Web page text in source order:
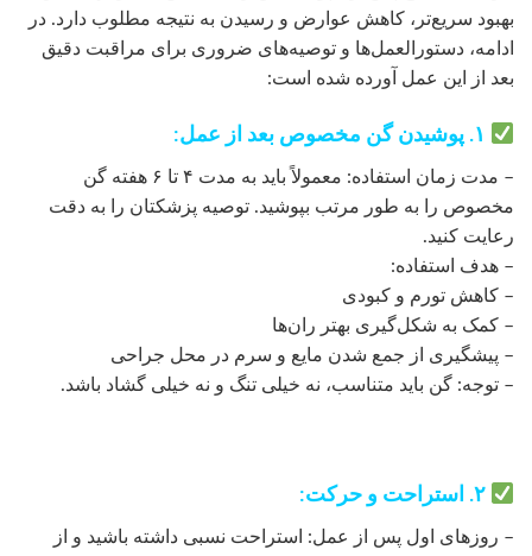
بهبود سریع‌تر، کاهش عوارض و رسیدن به نتیجه مطلوب دارد. در
ادامه، دستورالعمل‌ها و توصیه‌های ضروری برای مراقبت دقیق
بعد از این عمل آورده شده است:
– مدت زمان استفاده: معمولاً باید به مدت ۴ تا ۶ هفته گن
مخصوص را به طور مرتب بپوشید. توصیه پزشکتان را به دقت
رعایت کنید.
– هدف استفاده:
– کاهش تورم و کبودی
– کمک به شکل‌گیری بهتر ران‌ها
– پیشگیری از جمع شدن مایع و سرم در محل جراحی
– توجه: گن باید متناسب، نه خیلی تنگ و نه خیلی گشاد باشد.
۲. استراحت و حرکت:
– روزهای اول پس از عمل: استراحت نسبی داشته باشید و از